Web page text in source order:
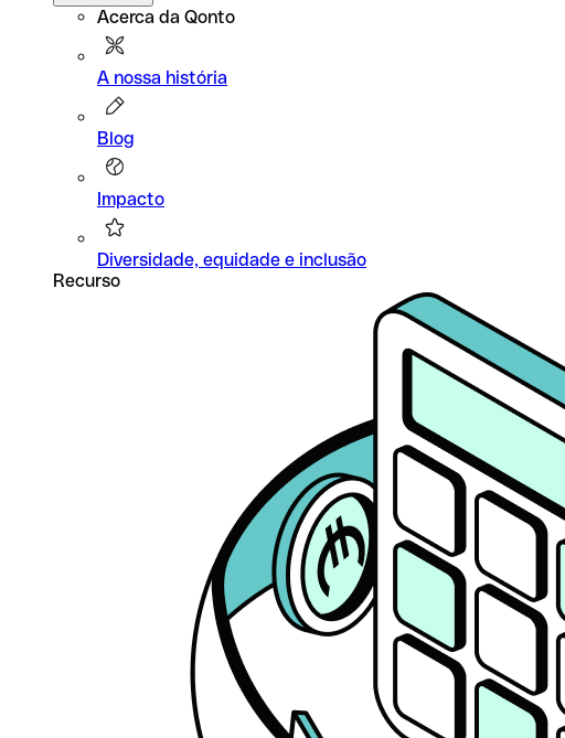
Acerca da Qonto
A nossa história
Blog
Impacto
Diversidade, equidade e inclusão
Recurso